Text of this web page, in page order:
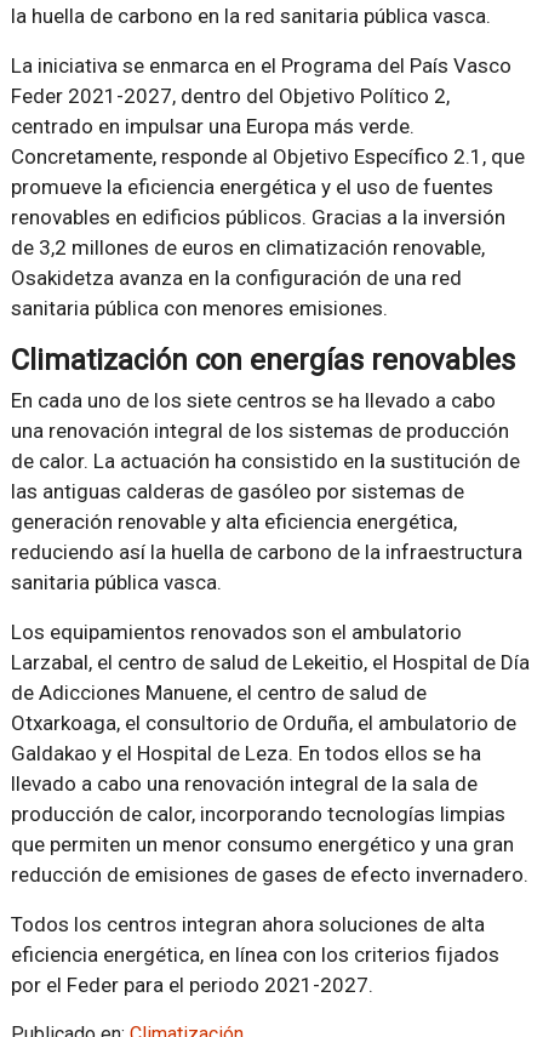
la huella de carbono en la red sanitaria pública vasca.
La iniciativa se enmarca en el Programa del País Vasco
Feder 2021-2027, dentro del Objetivo Político 2,
centrado en impulsar una Europa más verde.
Concretamente, responde al Objetivo Específico 2.1, que
promueve la eficiencia energética y el uso de fuentes
renovables en edificios públicos. Gracias a la inversión
de 3,2 millones de euros en climatización renovable,
Osakidetza avanza en la configuración de una red
sanitaria pública con menores emisiones.
Climatización con energías renovables
En cada uno de los siete centros se ha llevado a cabo
una renovación integral de los sistemas de producción
de calor. La actuación ha consistido en la sustitución de
las antiguas calderas de gasóleo por sistemas de
generación renovable y alta eficiencia energética,
reduciendo así la huella de carbono de la infraestructura
sanitaria pública vasca.
Los equipamientos renovados son el ambulatorio
Larzabal, el centro de salud de Lekeitio, el Hospital de Día
de Adicciones Manuene, el centro de salud de
Otxarkoaga, el consultorio de Orduña, el ambulatorio de
Galdakao y el Hospital de Leza. En todos ellos se ha
llevado a cabo una renovación integral de la sala de
producción de calor, incorporando tecnologías limpias
que permiten un menor consumo energético y una gran
reducción de emisiones de gases de efecto invernadero.
Todos los centros integran ahora soluciones de alta
eficiencia energética, en línea con los criterios fijados
por el Feder para el periodo 2021-2027.